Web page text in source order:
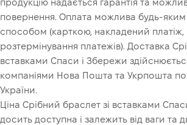
продукцію надається гарантія та
повернення. Оплата можлива будь-
способом (карткою, накладений платіж,
розтермінування платежів). Доставка
вставками Спаси і Збережи
компаніями Нова Пошта та Укрпошта по
України.
Ціна Срібний браслет зі вставками
досить доступна і залежить від ваги та